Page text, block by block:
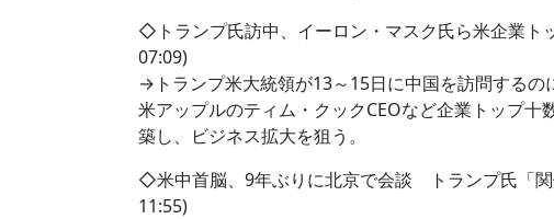
◇トランプ氏訪中、イーロン・マスク氏ら米企業ト
07:09)
→トランプ米大統領が13～15日に中国を訪問する
米アップルのティム・クックCEOなど企業トップ
築し、ビジネス拡大を狙う。
◇米中首脳、9年ぶりに北京で会談 トランプ氏「
11:55)